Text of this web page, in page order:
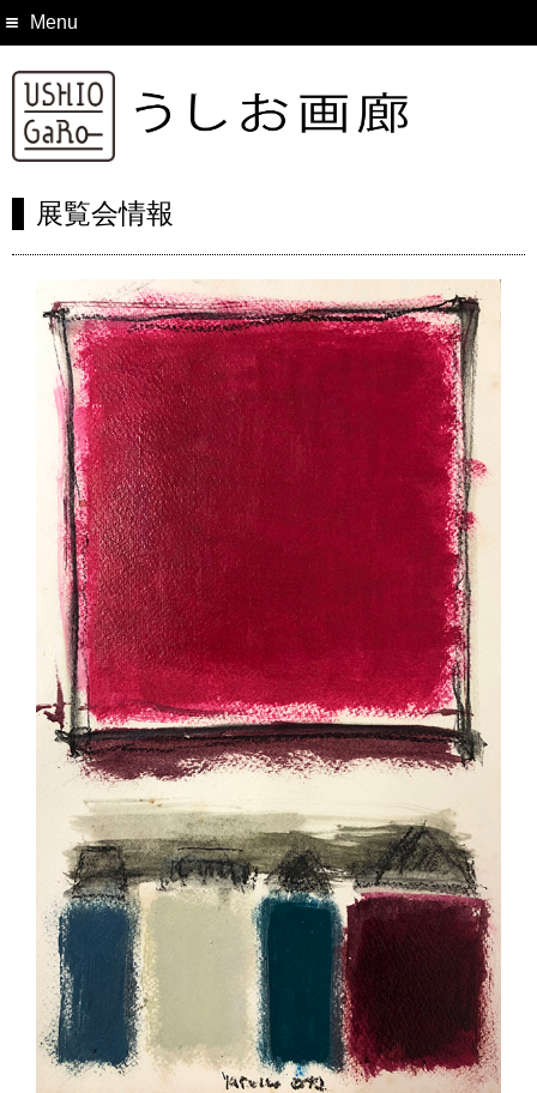
Menu
展覧会情報